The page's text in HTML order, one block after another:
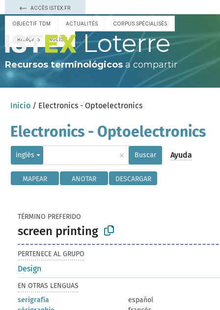
ACCÈS ISTEX.FR
OBJECTIF TDM ACTUALITÉS CORPUS SPÉCIALISÉS
FRANÇAIS ENGLISH Loterre
Recursos terminológicos a compartir
Inicio / Electronics - Optoelectronics
Electronics - Optoelectronics
inglés × Buscar Ayuda
MAPEAR ANOTAR DESCARGAR
TÉRMINO PREFERIDO
screen printing
PERTENECE AL GRUPO
Design
EN OTRAS LENGUAS
serigrafía
español